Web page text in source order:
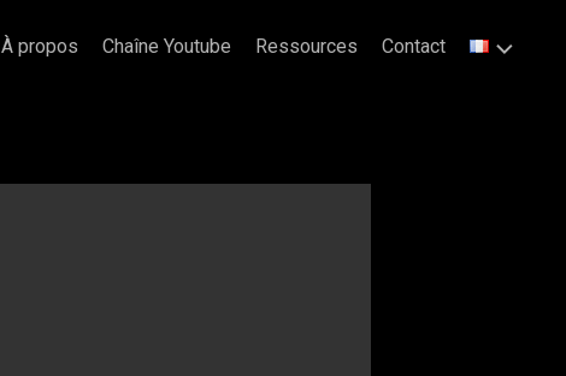
À propos Chaîne Youtube Ressources Contact